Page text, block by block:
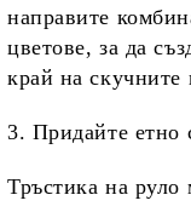
направите
цветове, за да
край на скучните
3. Придайте етно
Тръстика на руло